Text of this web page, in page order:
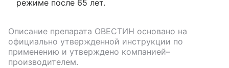
режиме после 65 лет.
Описание препарата ОВЕСТИН основано на
официально утвержденной инструкции по
применению и утверждено компанией–
производителем.